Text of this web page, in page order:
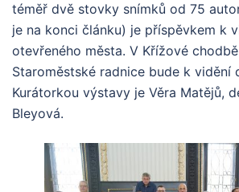
téměř dvě stovky snímků od 75
je na konci článku) je příspěvkem k
otevřeného města. V Křížové
Staroměstské radnice bude k vidění
Kurátorkou výstavy je Věra Matějů,
Bleyová.